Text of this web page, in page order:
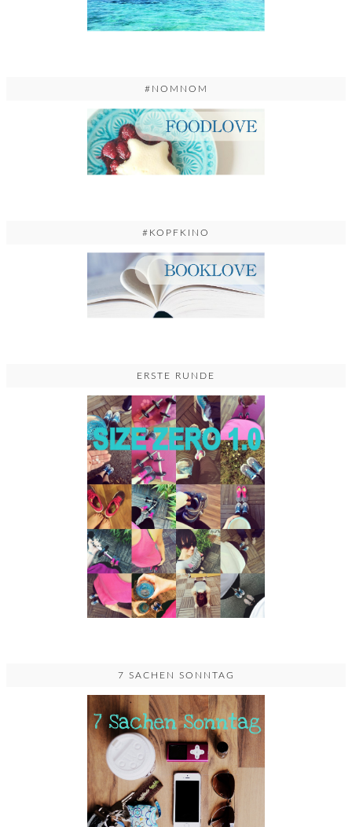
#NOMNOM
#KOPFKINO
ERSTE RUNDE
7 SACHEN SONNTAG